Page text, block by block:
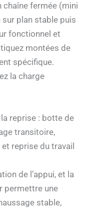
chaîne fermée (mini
plan stable puis
fonctionnel et
montées de
spécifique.
la charge
reprise : botte de
transitoire,
reprise du travail
de l’appui, et la
permettre une
stable,